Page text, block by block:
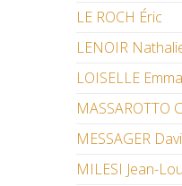
LE ROCH Éric
LENOIR
LOISELLE Emma
MASSAROTTO
MESSAGER
MILESI Jean-